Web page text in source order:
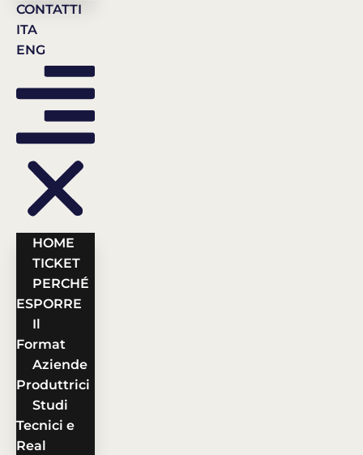
CONTATTI
ITA
ENG
HOME
TICKET
PERCHÉ
ESPORRE
Il
Format
Aziende
Produttrici
Studi
Tecnici e
Real